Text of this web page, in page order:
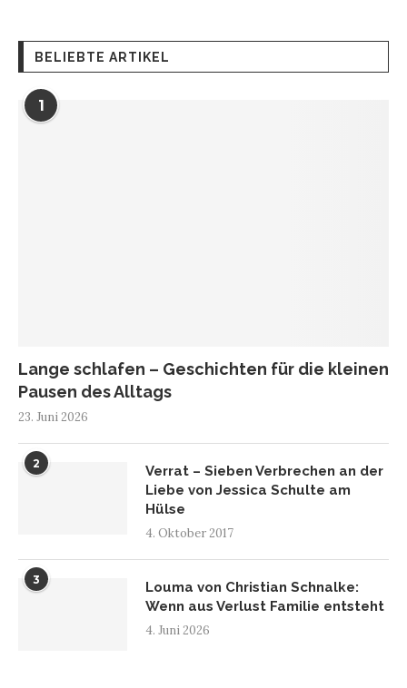
BELIEBTE ARTIKEL
1
Lange schlafen – Geschichten für die kleinen
Pausen des Alltags
23. Juni 2026
2
Verrat – Sieben Verbrechen an der
Liebe von Jessica Schulte am
Hülse
4. Oktober 2017
3
Louma von Christian Schnalke:
Wenn aus Verlust Familie entsteht
4. Juni 2026